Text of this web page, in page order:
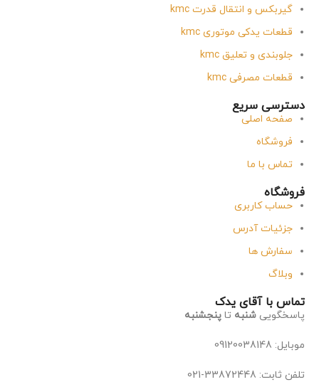
گیربکس و انتقال قدرت kmc
قطعات یدکی موتوری kmc
جلوبندی و تعلیق kmc
قطعات مصرفی kmc
دسترسی سریع
صفحه اصلی
فروشگاه
تماس با ما
فروشگاه
حساب کاربری
جزئیات آدرس
سفارش ها
وبلاگ
تماس با آقای یدک
پاسخگویی شنبه تا پنجشنبه
موبایل: 09120038148
تلفن ثابت: 33872448-021